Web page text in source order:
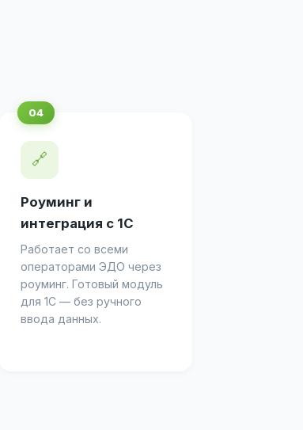
🔗
Роуминг и
интеграция с 1С
Работает со всеми
операторами ЭДО через
роуминг. Готовый модуль
для 1С — без ручного
ввода данных.